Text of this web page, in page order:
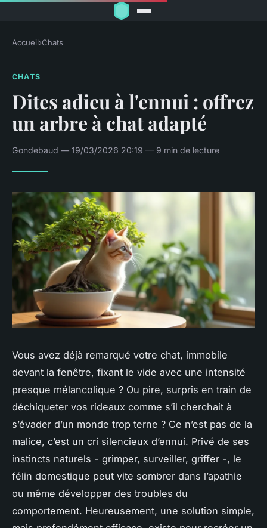
Accueil›Chats
CHATS
Dites adieu à l'ennui : offrez
un arbre à chat adapté
Gondebaud — 19/03/2026 20:19 — 9 min de lecture
Vous avez déjà remarqué votre chat, immobile
devant la fenêtre, fixant le vide avec une intensité
presque mélancolique ? Ou pire, surpris en train de
déchiqueter vos rideaux comme s’il cherchait à
s’évader d’un monde trop terne ? Ce n’est pas de la
malice, c’est un cri silencieux d’ennui. Privé de ses
instincts naturels - grimper, surveiller, griffer -, le
félin domestique peut vite sombrer dans l’apathie
ou même développer des troubles du
comportement. Heureusement, une solution simple,